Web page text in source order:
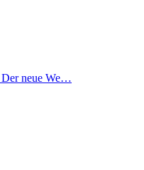
Der neue We…